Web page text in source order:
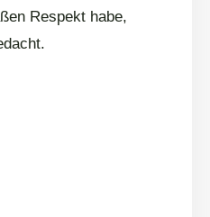
Respekt habe,